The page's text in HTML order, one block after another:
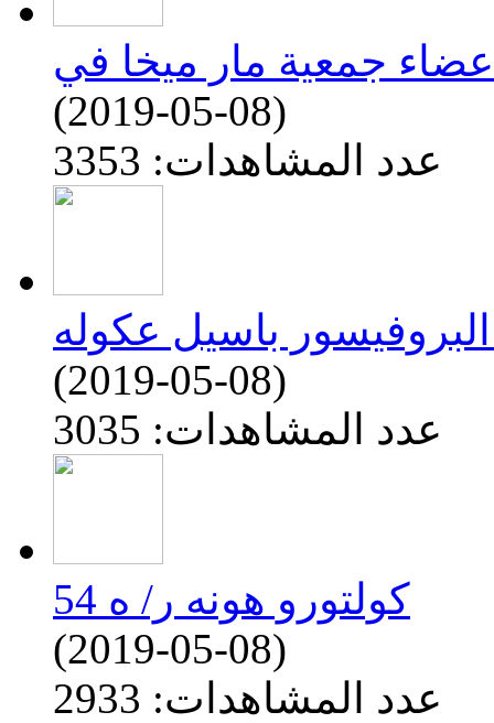
(2019-05-08)
عدد المشاهدات: 3353
باسيل عكوله
(2019-05-08)
عدد المشاهدات: 3035
كولتورو هونه ر/ ه 54
(2019-05-08)
عدد المشاهدات: 2933